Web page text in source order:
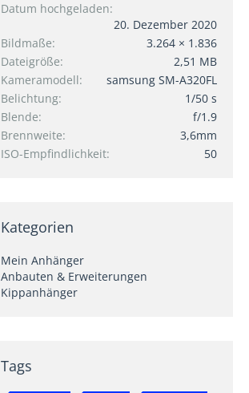
Datum hochgeladen
20. Dezember 2020
Bildmaße
3.264 × 1.836
Dateigröße
2,51 MB
Kameramodell
samsung SM-A320FL
Belichtung
1/50 s
Blende
f/1.9
Brennweite
3,6mm
ISO-Empfindlichkeit
50
Kategorien
Mein Anhänger
Anbauten & Erweiterungen
Kippanhänger
Tags